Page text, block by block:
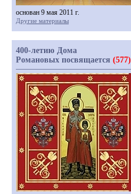
основан 9 мая 2011 г.
Другие материалы
400-летию Дома
Романовых посвящается (577)